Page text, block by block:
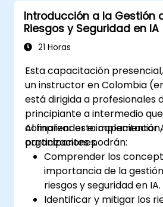
de RAG y el abuso de
cómo proteger sistemas de
defensas multicapa que
A través de laboratorios
del mundo real, los
habilidades para identificar
ataque de IA, asegurar
en LLM y desplegar
entornos de producción.
Introducción a la Gestión
Riesgos y Seguridad en IA
21 Horas
Esta capacitación
un instructor en Colombia
está dirigida a profesionales
principiante a intermedio
comprender e implementar
organizaciones.
Al finalizar esta
participantes podrán:
Comprender los
importancia de la
riesgos y seguridad en IA.
Identificar y mitigar los